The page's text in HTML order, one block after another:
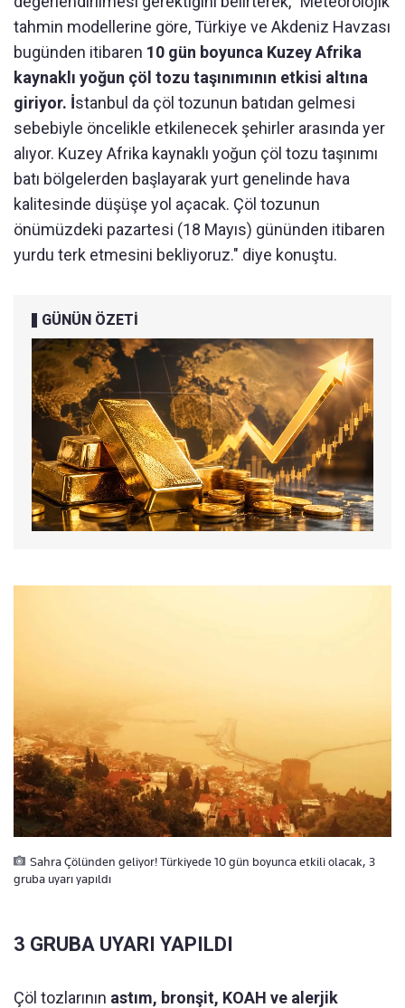
tahmin modellerine göre, Türkiye ve Akdeniz Havzası
bugünden itibaren 10 gün boyunca Kuzey Afrika
kaynaklı yoğun çöl tozu taşınımının etkisi altına
giriyor. İstanbul da çöl tozunun batıdan gelmesi
sebebiyle öncelikle etkilenecek şehirler arasında yer
alıyor. Kuzey Afrika kaynaklı yoğun çöl tozu taşınımı
batı bölgelerden başlayarak yurt genelinde hava
kalitesinde düşüşe yol açacak. Çöl tozunun
önümüzdeki pazartesi (18 Mayıs) gününden itibaren
yurdu terk etmesini bekliyoruz." diye konuştu.
GÜNÜN ÖZETİ
Sahra Çölünden geliyor! Türkiyede 10 gün boyunca etkili olacak, 3
gruba uyarı yapıldı
3 GRUBA UYARI YAPILDI
Çöl tozlarının astım, bronşit, KOAH ve alerjik